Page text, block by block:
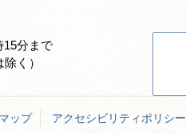
15分まで
く）
ップ アクセシビリティポリシー